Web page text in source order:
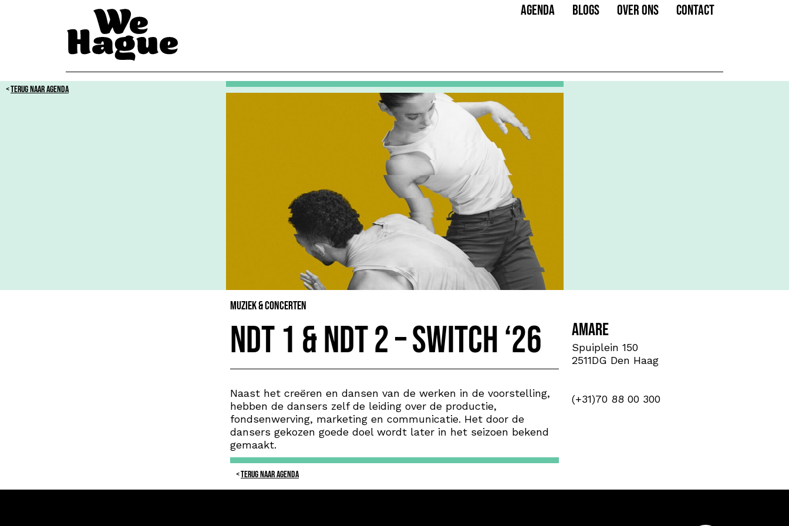
AGENDA BLOGS OVER ONS CONTACT
TERUG NAAR AGENDA
Muziek & Concerten
NDT 1 & NDT 2 – Switch ‘26
Naast het creëren en dansen van de werken in de voorstelling,
hebben de dansers zelf de leiding over de productie,
fondsenwerving, marketing en communicatie. Het door de
dansers gekozen goede doel wordt later in het seizoen bekend
gemaakt.
TERUG NAAR AGENDA
Amare
Spuiplein 150
2511DG Den Haag
(+31)70 88 00 300